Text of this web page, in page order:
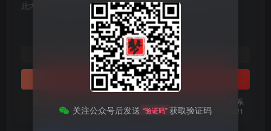
此内容为付费资源，请付费后查看
梦币9.9
梦币1 钻石会员
立即购买
您当前未登录！建议登陆后购买，可保存购买订单。微信支付联系
微信：chen185599521
关注公众号后发送 “验证码” 获取验证码